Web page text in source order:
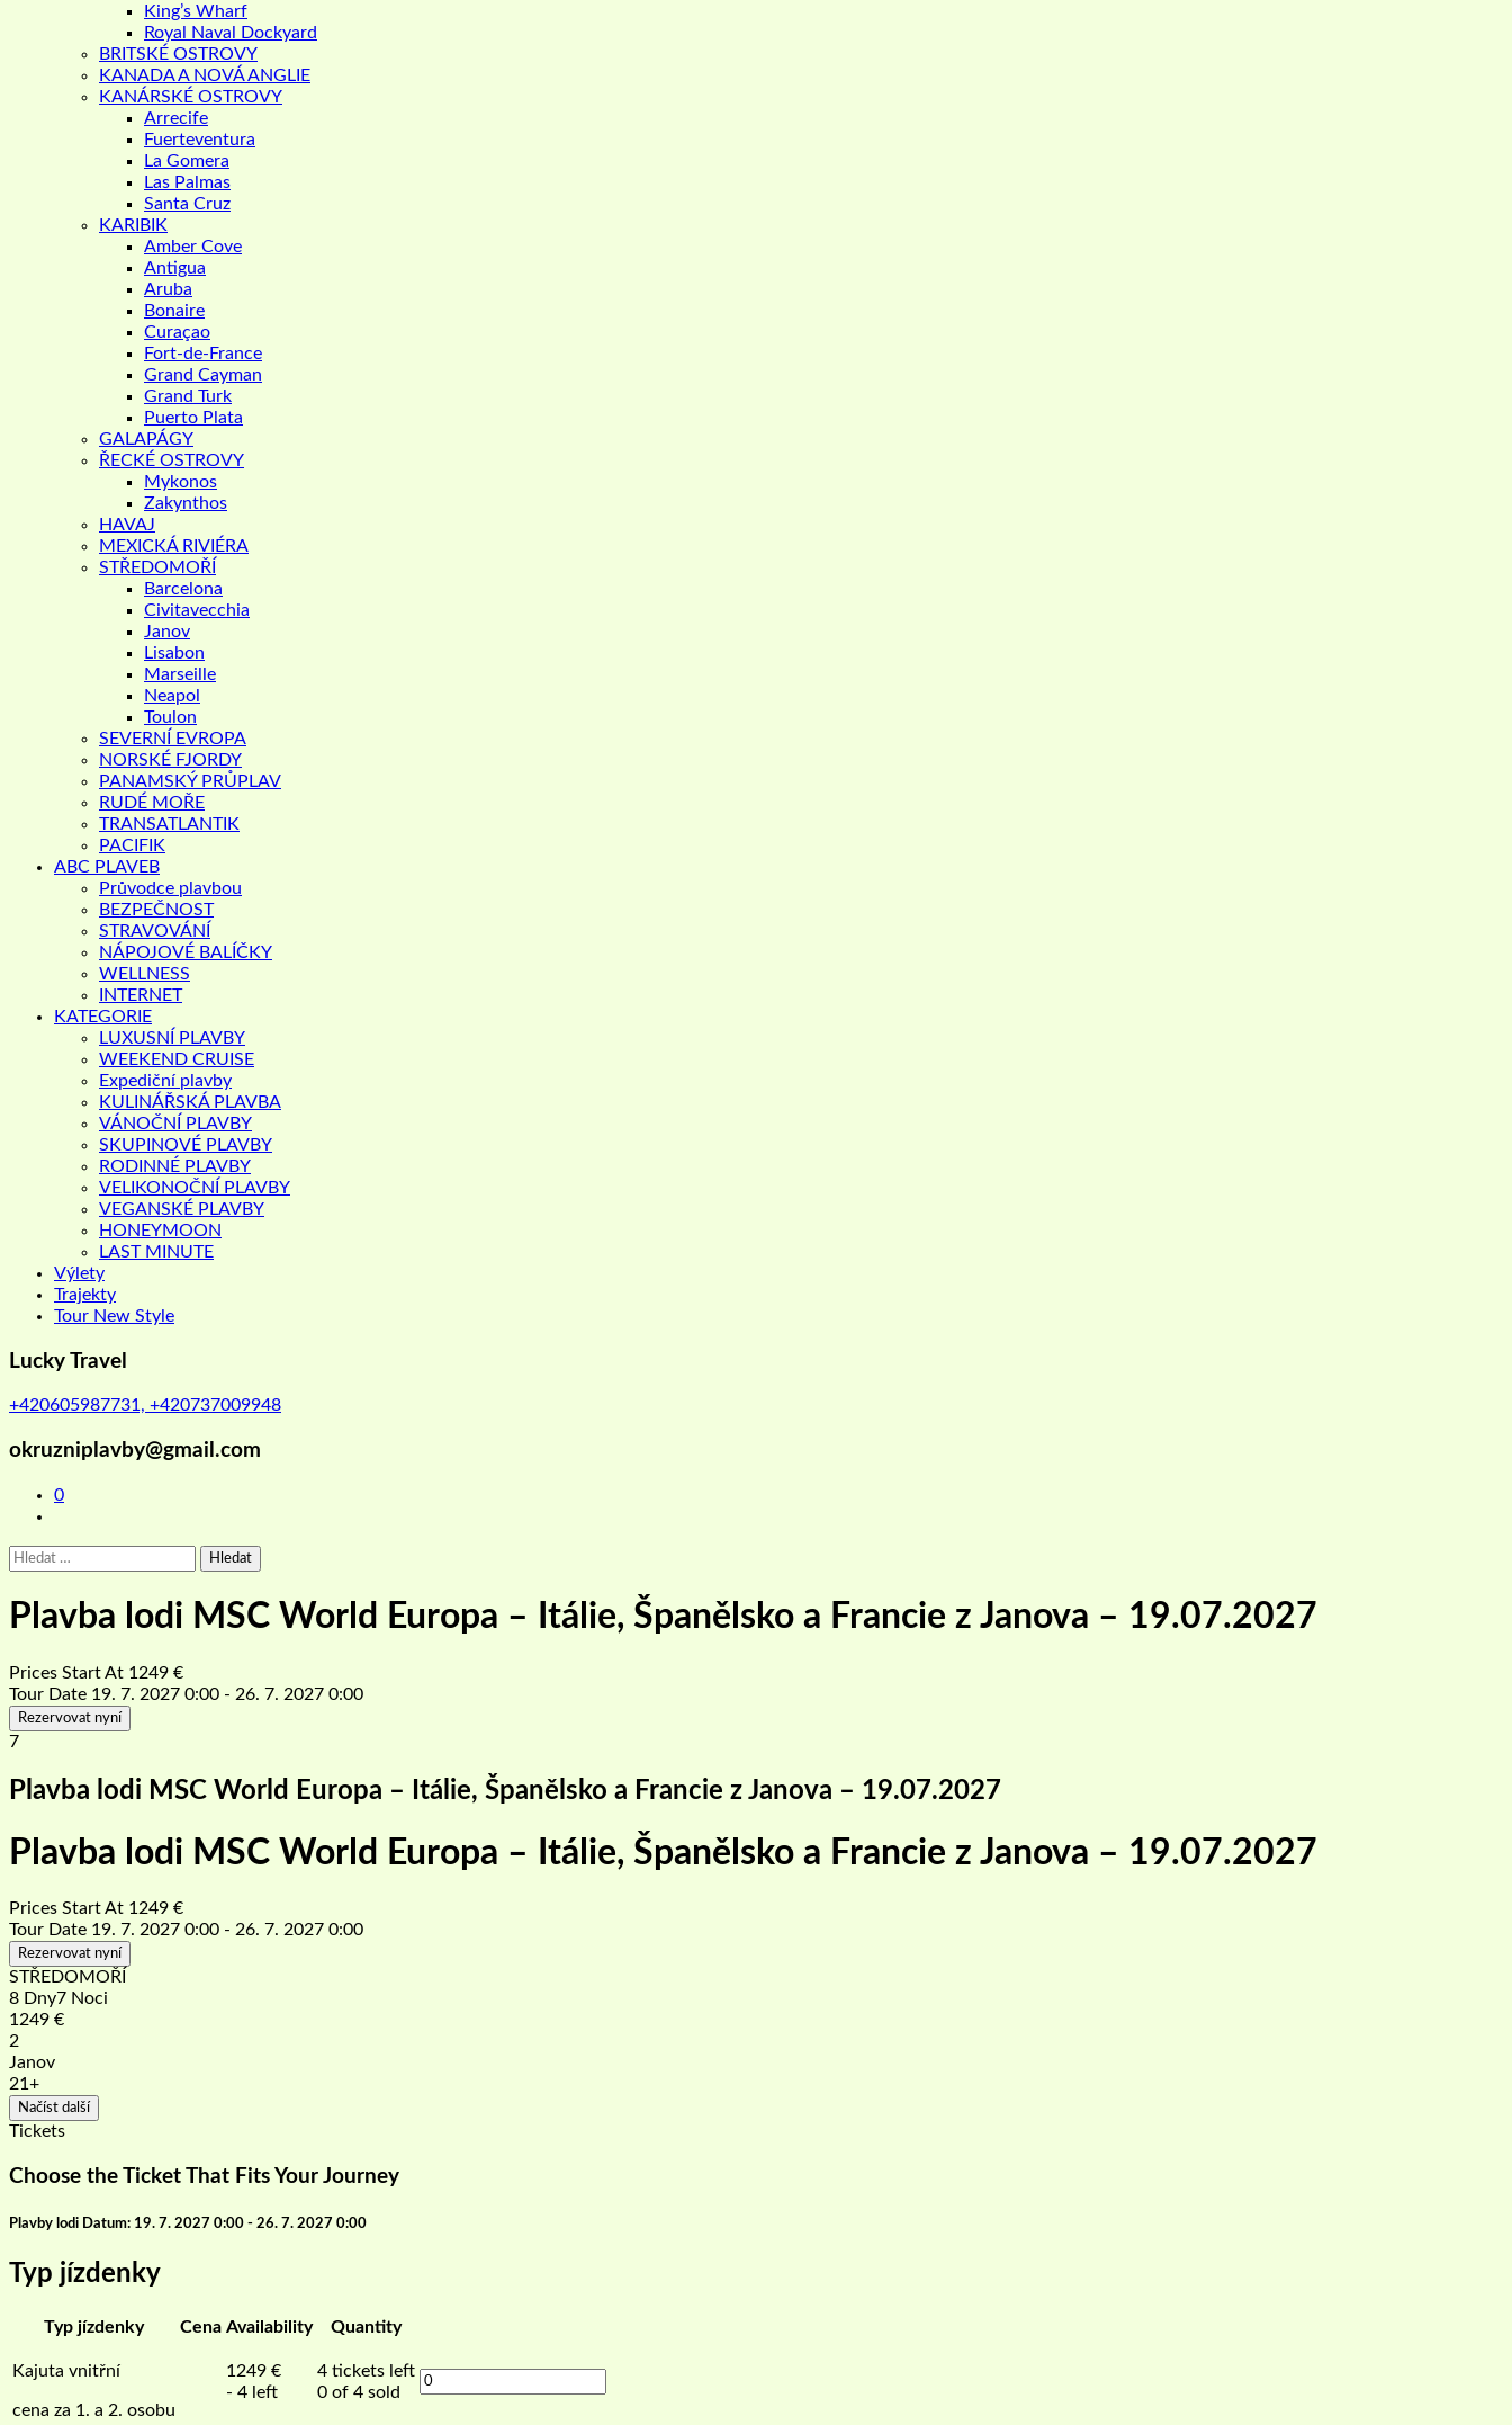
King’s Wharf
Royal Naval Dockyard
BRITSKÉ OSTROVY
KANADA A NOVÁ ANGLIE
KANÁRSKÉ OSTROVY
Arrecife
Fuerteventura
La Gomera
Las Palmas
Santa Cruz
KARIBIK
Amber Cove
Antigua
Aruba
Bonaire
Curaçao
Fort-de-France
Grand Cayman
Grand Turk
Puerto Plata
GALAPÁGY
ŘECKÉ OSTROVY
Mykonos
Zakynthos
HAVAJ
MEXICKÁ RIVIÉRA
STŘEDOMOŘÍ
Barcelona
Civitavecchia
Janov
Lisabon
Marseille
Neapol
Toulon
SEVERNÍ EVROPA
NORSKÉ FJORDY
PANAMSKÝ PRŮPLAV
RUDÉ MOŘE
TRANSATLANTIK
PACIFIK
ABC PLAVEB
Průvodce plavbou
BEZPEČNOST
STRAVOVÁNÍ
NÁPOJOVÉ BALÍČKY
WELLNESS
INTERNET
KATEGORIE
LUXUSNÍ PLAVBY
WEEKEND CRUISE
Expediční plavby
KULINÁŘSKÁ PLAVBA
VÁNOČNÍ PLAVBY
SKUPINOVÉ PLAVBY
RODINNÉ PLAVBY
VELIKONOČNÍ PLAVBY
VEGANSKÉ PLAVBY
HONEYMOON
LAST MINUTE
Výlety
Trajekty
Tour New Style
Lucky Travel
+420605987731, +420737009948
okruzniplavby@gmail.com
0
Vyhledávání
Plavba lodi MSC World Europa – Itálie, Španělsko a Francie z Janova – 19.07.2027
Prices Start At 1249 €
Tour Date 19. 7. 2027 0:00 - 26. 7. 2027 0:00
Rezervovat nyní
7
Plavba lodi MSC World Europa – Itálie, Španělsko a Francie z Janova – 19.07.2027
Plavba lodi MSC World Europa – Itálie, Španělsko a Francie z Janova – 19.07.2027
Prices Start At 1249 €
Tour Date 19. 7. 2027 0:00 - 26. 7. 2027 0:00
Rezervovat nyní
STŘEDOMOŘÍ
8 Dny7 Noci
1249 €
2
Janov
21+
Načíst další
Tickets
Choose the Ticket That Fits Your Journey
Plavby lodi Datum: 19. 7. 2027 0:00 - 26. 7. 2027 0:00
Typ jízdenky
Typ jízdenky Cena Availability Quantity
Kajuta vnitřní
cena za 1. a 2. osobu
1249 €
- 4 left
4 tickets left
0 of 4 sold